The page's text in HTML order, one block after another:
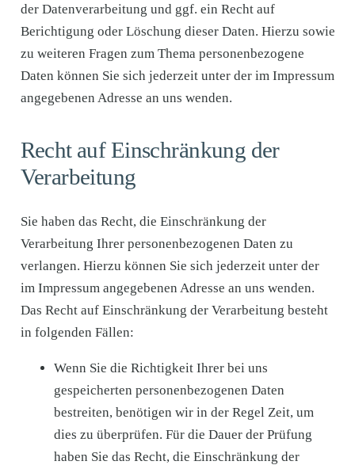
der Datenverarbeitung und ggf. ein Recht auf
Berichtigung oder Löschung dieser Daten. Hierzu sowie
zu weiteren Fragen zum Thema personenbezogene
Daten können Sie sich jederzeit unter der im Impressum
angegebenen Adresse an uns wenden.
Recht auf Einschränkung der
Verarbeitung
Sie haben das Recht, die Einschränkung der
Verarbeitung Ihrer personenbezogenen Daten zu
verlangen. Hierzu können Sie sich jederzeit unter der
im Impressum angegebenen Adresse an uns wenden.
Das Recht auf Einschränkung der Verarbeitung besteht
in folgenden Fällen:
Wenn Sie die Richtigkeit Ihrer bei uns
gespeicherten personenbezogenen Daten
bestreiten, benötigen wir in der Regel Zeit, um
dies zu überprüfen. Für die Dauer der Prüfung
haben Sie das Recht, die Einschränkung der